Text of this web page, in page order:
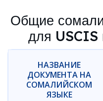
Общие
для USCIS
НАЗВАНИЕ
ДОКУМЕНТА НА
СОМАЛИЙСКОМ
ЯЗЫКЕ